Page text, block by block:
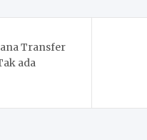
Transfer
ada